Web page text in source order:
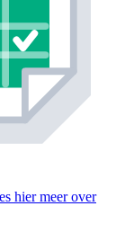
hier meer over